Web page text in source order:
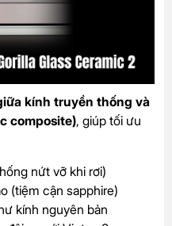
kính truyền thống và
composite), giúp tối ưu
nứt vỡ khi rơi)
(tiệm cận sapphire)
kính nguyên bản